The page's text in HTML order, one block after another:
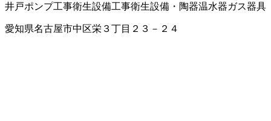
井戸ポンプ工事衛生設備工事衛生設備・陶器温水器ガス器具
愛知県名古屋市中区栄３丁目２３－２４